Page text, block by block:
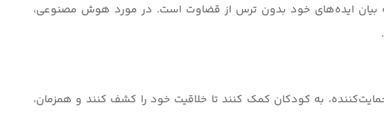
بیان ایده‌های خود بدون ترس از قضاوت است. در مورد هوش مصنوعی،
به کودکان کمک کنند تا خلاقیت خود را کشف کنند و همزمان،